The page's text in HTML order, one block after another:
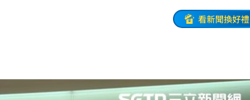
看新聞換好禮